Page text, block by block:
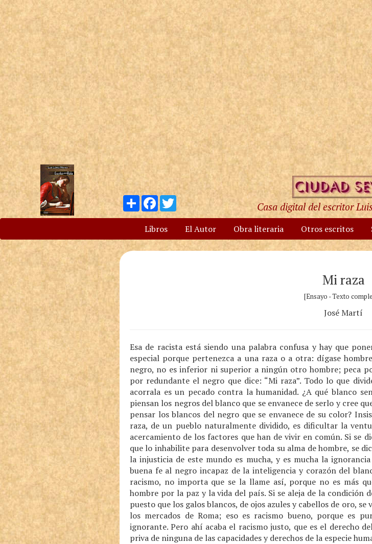
Compartir
Facebook
Twitter
Casa digital del escritor
Libros El Autor Obra literaria Otros escritos
Mi raza
[Ensayo - Texto
José Martí
Esa de racista está siendo una palabra confusa y hay que
especial porque pertenezca a una raza o a otra: dígase
negro, no es inferior ni superior a ningún otro hombre; peca
por redundante el negro que dice: “Mi raza”. Todo lo que
acorrala es un pecado contra la humanidad. ¿A qué blanco
piensan los negros del blanco que se envanece de serlo y cree
pensar los blancos del negro que se envanece de su color?
raza, de un pueblo naturalmente dividido, es dificultar la
acercamiento de los factores que han de vivir en común. Si se
que lo inhabilite para desenvolver toda su alma de hombre, se
la injusticia de este mundo es mucha, y es mucha la
buena fe al negro incapaz de la inteligencia y corazón del
racismo, no importa que se la llame así, porque no es más
hombre por la paz y la vida del país. Si se aleja de la condición
puesto que los galos blancos, de ojos azules y cabellos de oro,
los mercados de Roma; eso es racismo bueno, porque es
ignorante. Pero ahí acaba el racismo justo, que es el derecho
priva de ninguna de las capacidades y derechos de la especie